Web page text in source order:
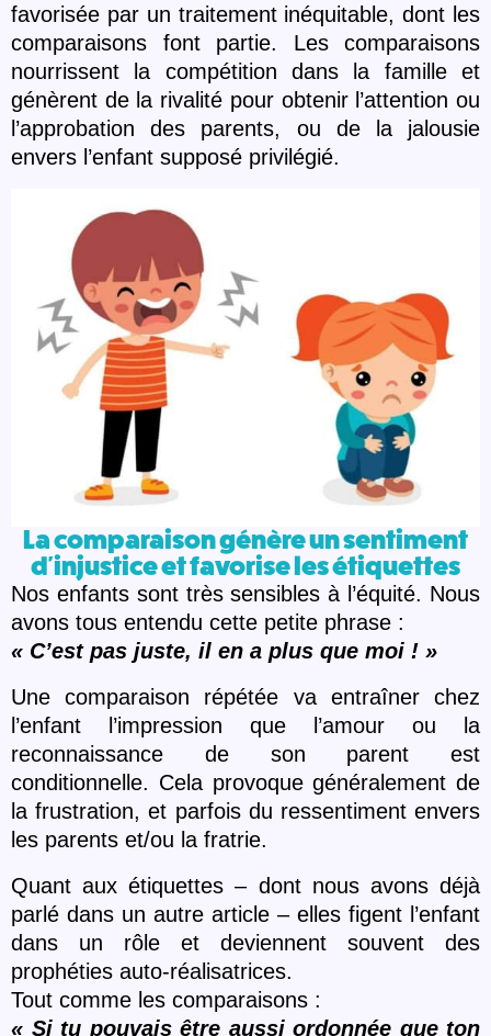
favorisée par un traitement inéquitable, dont les
comparaisons font partie. Les comparaisons
nourrissent la compétition dans la famille et
génèrent de la rivalité pour obtenir l’attention ou
l’approbation des parents, ou de la jalousie
envers l’enfant supposé privilégié.
La comparaison génère un sentiment
d'injustice et favorise les étiquettes
Nos enfants sont très sensibles à l’équité. Nous
avons tous entendu cette petite phrase :
« C’est pas juste, il en a plus que moi ! »
Une comparaison répétée va entraîner chez
l’enfant l’impression que l’amour ou la
reconnaissance de son parent est
conditionnelle. Cela provoque généralement de
la frustration, et parfois du ressentiment envers
les parents et/ou la fratrie.
Quant aux étiquettes – dont nous avons déjà
parlé dans un autre article – elles figent l’enfant
dans un rôle et deviennent souvent des
prophéties auto-réalisatrices.
Tout comme les comparaisons :
« Si tu pouvais être aussi ordonnée que ton